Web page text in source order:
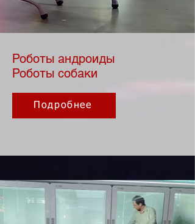
Роботы андроиды
Роботы собаки
Подробнее